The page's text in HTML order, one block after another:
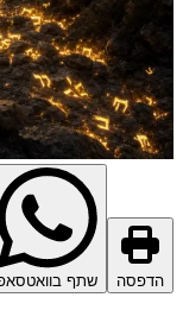
שתף בוואטסאפ